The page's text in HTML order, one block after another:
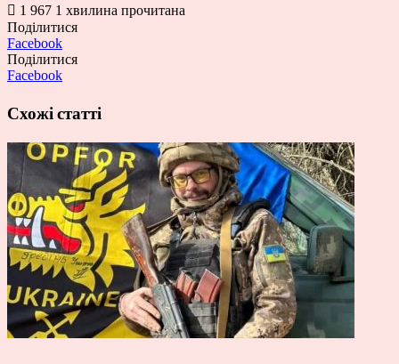
1 967 1 хвилина прочитана
Поділитися
Facebook
Поділитися
Facebook
Схожі статті